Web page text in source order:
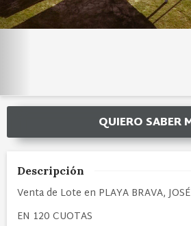
QUIERO SABER
Descripción
Venta de Lote en PLAYA BRAVA,
EN 120 CUOTAS